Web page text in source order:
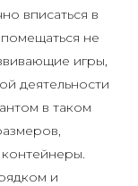
вписаться в
не
игры,
деятельности
в таком
и